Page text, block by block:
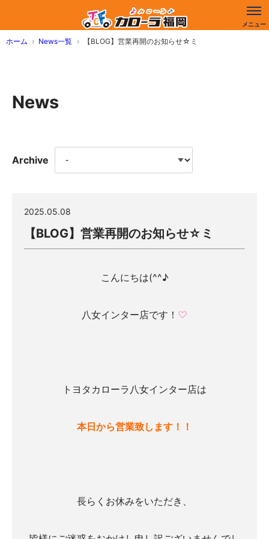
ホーム News一覧 【BLOG】営業再開のお知らせ☆ミ
News
Archive
2025.05.08
【BLOG】営業再開のお知らせ☆ミ
こんにちは(^^♪
八女インター店です！ ♡
トヨタカローラ八女インター店は
本日から営業致し ます！！
長らくお休みをいただき、